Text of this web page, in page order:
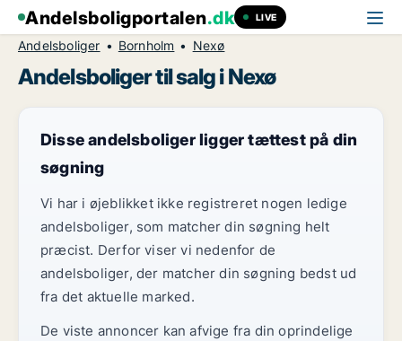
Andelsboligportalen.dk LIVE
Andelsboliger Bornholm Nexø
Andelsboliger til salg i Nexø
Disse andelsboliger ligger tættest på din
søgning
Vi har i øjeblikket ikke registreret nogen ledige
andelsboliger, som matcher din søgning helt
præcist. Derfor viser vi nedenfor de
andelsboliger, der matcher din søgning bedst ud
fra det aktuelle marked.
De viste annoncer kan afvige fra din oprindelige